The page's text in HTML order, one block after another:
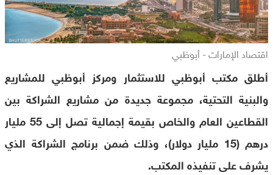
اقتصاد الإمارات - أبوظبي
أطلق مكتب أبوظبي للاستثمار ومركز أبوظبي للمشاريع
والبنية التحتية، مجموعة جديدة من مشاريع الشراكة بين
القطاعين العام والخاص بقيمة إجمالية تصل إلى 55 مليار
درهم (15 مليار دولار)، وذلك ضمن برنامج الشراكة الذي
يشرف على تنفيذه المكتب.